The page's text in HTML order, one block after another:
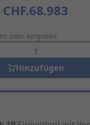
CHF.68.983
oder eingeben
Hinzufügen